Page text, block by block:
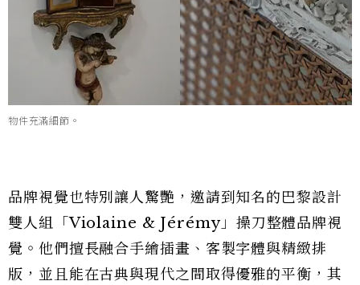
物件充滿細節。
品牌視覺也特別讓人驚艷，邀請到知名的巴黎設計
雙人組「Violaine & Jérémy」操刀整體品牌視
覺。他們擅長融合手繪插畫、客製字體與精緻排
版，並且能在古典與現代之間取得優雅的平衡，其